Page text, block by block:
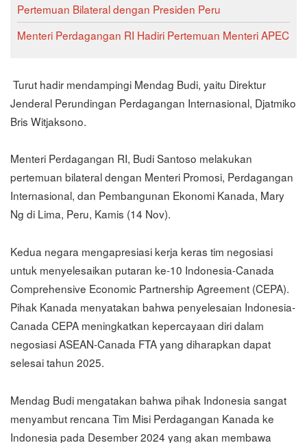
Pertemuan Bilateral dengan Presiden Peru
Menteri Perdagangan RI Hadiri Pertemuan Menteri APEC
Turut hadir mendampingi Mendag Budi, yaitu Direktur
Jenderal Perundingan Perdagangan Internasional, Djatmiko
Bris Witjaksono.
Menteri Perdagangan RI, Budi Santoso melakukan
pertemuan bilateral dengan Menteri Promosi, Perdagangan
Internasional, dan Pembangunan Ekonomi Kanada, Mary
Ng di Lima, Peru, Kamis (14 Nov).
Kedua negara mengapresiasi kerja keras tim negosiasi
untuk menyelesaikan putaran ke-10 Indonesia-Canada
Comprehensive Economic Partnership Agreement (CEPA).
Pihak Kanada menyatakan bahwa penyelesaian Indonesia-
Canada CEPA meningkatkan kepercayaan diri dalam
negosiasi ASEAN-Canada FTA yang diharapkan dapat
selesai tahun 2025.
Mendag Budi mengatakan bahwa pihak Indonesia sangat
menyambut rencana Tim Misi Perdagangan Kanada ke
Indonesia pada Desember 2024 yang akan membawa